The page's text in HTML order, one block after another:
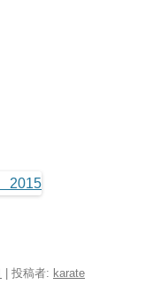
投稿者: karate